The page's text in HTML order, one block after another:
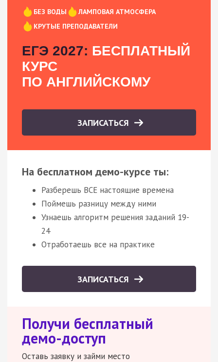
БЕЗ ВОДЫ
ЛАМПОВАЯ АТМОСФЕРА
КРУТЫЕ ПРЕПОДАВАТЕЛИ
ЕГЭ 2027: БЕСПЛАТНЫЙ
КУРС
ПО АНГЛИЙСКОМУ
ЗАПИСАТЬСЯ
На бесплатном демо-курсе ты:
Разберешь ВСЕ настоящие времена
Поймешь разницу между ними
Узнаешь алгоритм решения заданий 19-
24
Отработаешь все на практике
ЗАПИСАТЬСЯ
Получи бесплатный
демо-доступ
Оставь заявку и займи место